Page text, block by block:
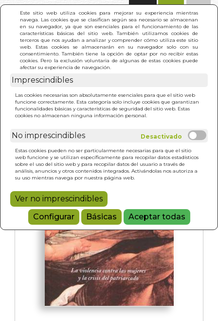
Este sitio web utiliza cookies para mejorar su experiencia mientras
navega. Las cookies que se clasifican según sea necesario se almacenan
en su navegador, ya que son esenciales para el funcionamiento de las
características básicas del sitio web. También utilizamos cookies de
terceros que nos ayudan a analizar y comprender cómo utiliza este sitio
web. Estas cookies se almacenarán en su navegador solo con su
consentimiento. También tiene la opción de optar por no recibir estas
cookies. Pero la exclusión voluntaria de algunas de estas cookies puede
afectar su experiencia de navegación.
Imprescindibles
Las cookies necesarias son absolutamente esenciales para que el sitio web
funcione correctamente. Esta categoría solo incluye cookies que garantizan
funcionalidades básicas y características de seguridad del sitio web. Estas
cookies no almacenan ninguna información personal.
No imprescindibles
Estas cookies pueden no ser particularmente necesarias para que el sitio
web funcione y se utilizan específicamente para recopilar datos estadísticos
sobre el uso del sitio web y para recopilar datos del usuario a través de
análisis, anuncios y otros contenidos integrados. Activándolas nos autoriza a
su uso mientras navega por nuestra página web.
Ver no imprescindibles
Configurar
Básicas Aceptar todas
INICIO > BARBARIE SILENCIOSA. LA